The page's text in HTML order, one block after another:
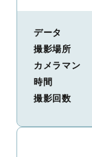
データ
撮影場所
カメラマン
時間
撮影回数